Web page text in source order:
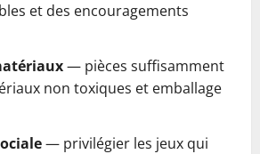
et des encouragements
— pièces suffisamment
non toxiques et emballage
— privilégier les jeux qui